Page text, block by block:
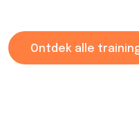
Ontdek alle